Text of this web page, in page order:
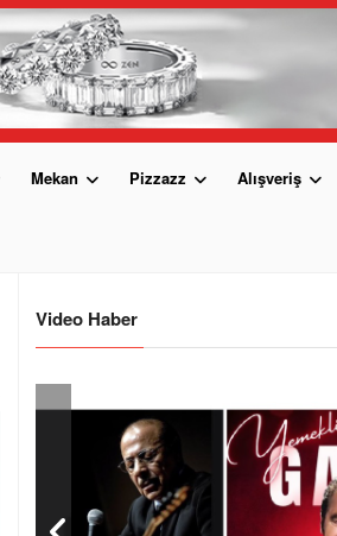
Mekan Pizzazz Alışveriş
Video Haber